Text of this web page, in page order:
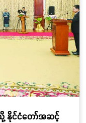
နိုင်ငံတော်အဆင့်